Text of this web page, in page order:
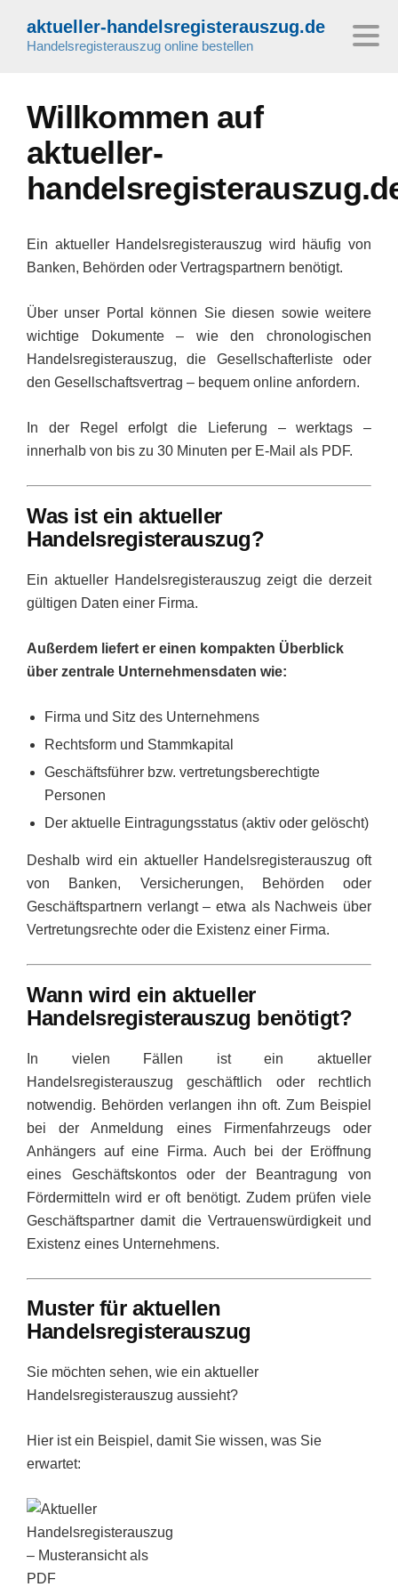
aktueller-handelsregisterauszug.de
Handelsregisterauszug online bestellen
Willkommen auf
aktueller-
Ein aktueller Handelsregisterauszug wird häufig von
Banken, Behörden oder Vertragspartnern benötigt.
Über unser Portal können Sie diesen sowie weitere
wichtige Dokumente – wie den chronologischen
Handelsregisterauszug, die Gesellschafterliste oder
den Gesellschaftsvertrag – bequem online anfordern.
In der Regel erfolgt die Lieferung – werktags –
innerhalb von bis zu 30 Minuten per E-Mail als PDF.
Was ist ein aktueller
Handelsregisterauszug?
Ein aktueller Handelsregisterauszug zeigt die derzeit
gültigen Daten einer Firma.
Außerdem liefert er einen kompakten Überblick
über zentrale Unternehmensdaten wie:
Firma und Sitz des Unternehmens
Rechtsform und Stammkapital
Geschäftsführer bzw. vertretungsberechtigte
Personen
Der aktuelle Eintragungsstatus (aktiv oder gelöscht)
Deshalb wird ein aktueller Handelsregisterauszug oft
von Banken, Versicherungen, Behörden oder
Geschäftspartnern verlangt – etwa als Nachweis über
Vertretungsrechte oder die Existenz einer Firma.
Wann wird ein aktueller
Handelsregisterauszug benötigt?
In vielen Fällen ist ein aktueller
Handelsregisterauszug geschäftlich oder rechtlich
notwendig. Behörden verlangen ihn oft. Zum Beispiel
bei der Anmeldung eines Firmenfahrzeugs oder
Anhängers auf eine Firma. Auch bei der Eröffnung
eines Geschäftskontos oder der Beantragung von
Fördermitteln wird er oft benötigt. Zudem prüfen viele
Geschäftspartner damit die Vertrauenswürdigkeit und
Existenz eines Unternehmens.
Muster für aktuellen
Handelsregisterauszug
Sie möchten sehen, wie ein aktueller
Handelsregisterauszug aussieht?
Hier ist ein Beispiel, damit Sie wissen, was Sie
erwartet: